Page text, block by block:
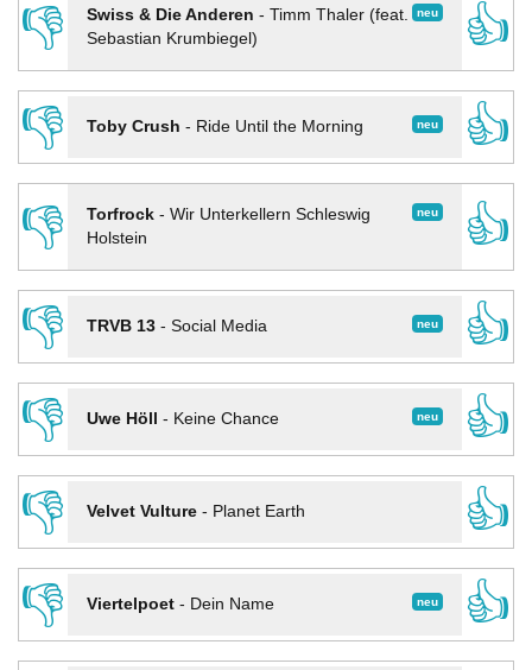
👎
neu
Swiss & Die Anderen - Timm Thaler (feat.
Sebastian Krumbiegel)
👍
👎
neu
Toby Crush - Ride Until the Morning
👍
👎
neu
Torfrock- Wir Unterkellern Schleswig
Holstein
👍
👎
neu
TRVB 13- Social Media
👍
👎
neu
Uwe Höll - Keine Chance
👍
👎
Velvet Vulture- Planet Earth
👍
👎
neu
Viertelpoet- Dein Name
👍